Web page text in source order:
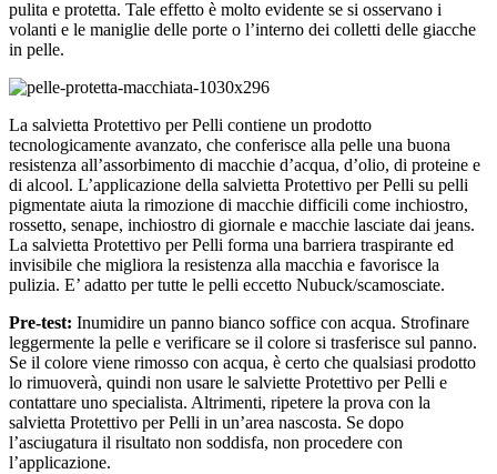
pulita e protetta. Tale effetto è molto evidente se si osservano i
volanti e le maniglie delle porte o l’interno dei colletti delle giacche
in pelle.
La salvietta Protettivo per Pelli contiene un prodotto
tecnologicamente avanzato, che conferisce alla pelle una buona
resistenza all’assorbimento di macchie d’acqua, d’olio, di proteine e
di alcool. L’applicazione della salvietta Protettivo per Pelli su pelli
pigmentate aiuta la rimozione di macchie difficili come inchiostro,
rossetto, senape, inchiostro di giornale e macchie lasciate dai jeans.
La salvietta Protettivo per Pelli forma una barriera traspirante ed
invisibile che migliora la resistenza alla macchia e favorisce la
pulizia. E’ adatto per tutte le pelli eccetto Nubuck/scamosciate.
Pre-test: Inumidire un panno bianco soffice con acqua. Strofinare
leggermente la pelle e verificare se il colore si trasferisce sul panno.
Se il colore viene rimosso con acqua, è certo che qualsiasi prodotto
lo rimuoverà, quindi non usare le salviette Protettivo per Pelli e
contattare uno specialista. Altrimenti, ripetere la prova con la
salvietta Protettivo per Pelli in un’area nascosta. Se dopo
l’asciugatura il risultato non soddisfa, non procedere con
l’applicazione.